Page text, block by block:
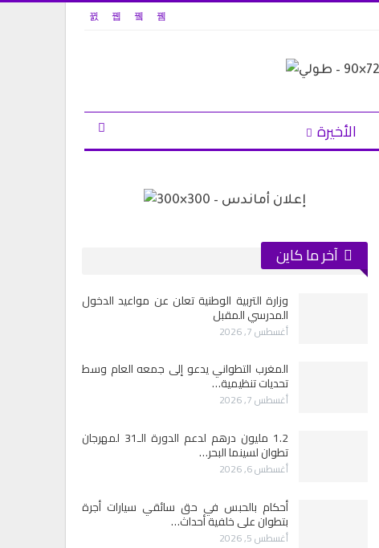
الأخيرة
آخر ما كاين
وزارة التربية الوطنية تعلن عن مواعيد الدخول
المدرسي المقبل
أغسطس 7, 2026
المغرب التطواني يدعو إلى جمعه العام وسط
تحديات تنظيمية…
أغسطس 7, 2026
1.2 مليون درهم لدعم الدورة الـ31 لمهرجان
تطوان لسينما البحر…
أغسطس 6, 2026
أحكام بالحبس في حق سائقي سيارات أجرة
بتطوان على خلفية أحداث…
أغسطس 5, 2026